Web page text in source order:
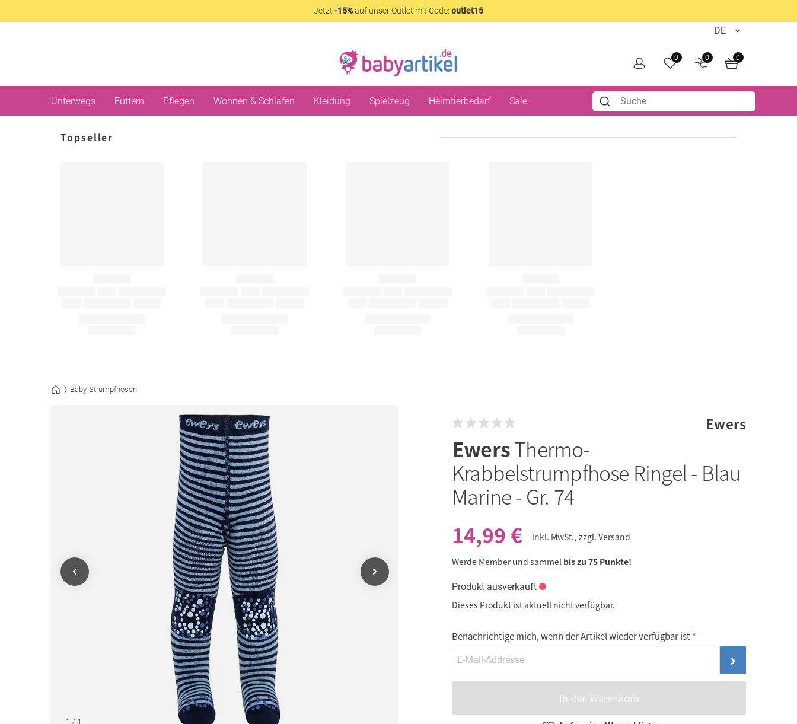
Jetzt -15%auf unser Outlet mit Code: outlet15
0 0 0
Unterwegs Füttern Pflegen Wohnen & Schlafen Kleidung Spielzeug Heimtierbedarf Sale
Topseller
Baby-Strumpfhosen
Ewers
EwersThermo-
Krabbelstrumpfhose Ringel - Blau
Marine - Gr. 74
14,99 €
inkl. MwSt., zzgl. Versand
Werde Member und sammel bis zu 75 Punkte!
Produkt ausverkauft
Dieses Produkt ist aktuell nicht verfügbar.
Benachrichtige mich, wenn der Artikel wieder verfügbar ist
In den Warenkorb